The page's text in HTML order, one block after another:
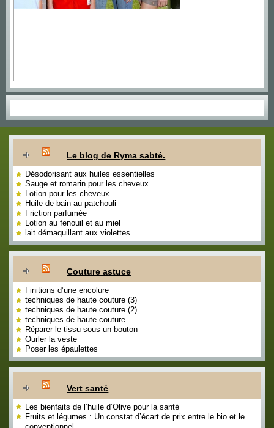
Le blog de Ryma sabté.
Désodorisant aux huiles essentielles
Sauge et romarin pour les cheveux
Lotion pour les cheveux
Huile de bain au patchouli
Friction parfumée
Lotion au fenouil et au miel
lait démaquillant aux violettes
Couture astuce
Finitions d’une encolure
techniques de haute couture (3)
techniques de haute couture (2)
techniques de haute couture
Réparer le tissu sous un bouton
Ourler la veste
Poser les épaulettes
Vert santé
Les bienfaits de l’huile d’Olive pour la santé
Fruits et légumes : Un constat d’écart de prix entre le bio et le